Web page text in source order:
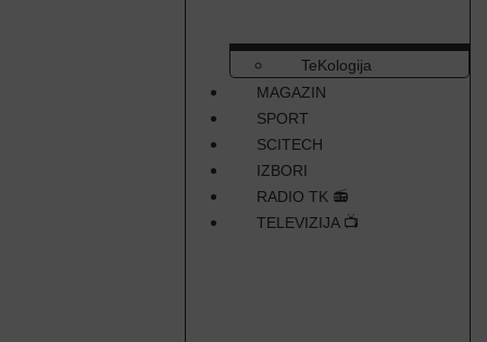
TeKologija
MAGAZIN
SPORT
SCITECH
IZBORI
RADIO TK 📻
TELEVIZIJA 📺